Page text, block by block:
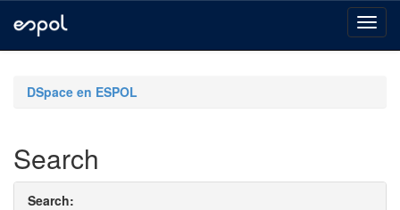
navigationDSpace en ESPOL
Search
Search: